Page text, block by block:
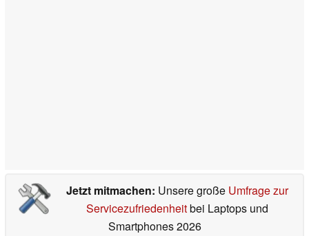
Jetzt mitmachen: Unsere große Umfrage zur
Servicezufriedenheitbei Laptops und
Smartphones 2026